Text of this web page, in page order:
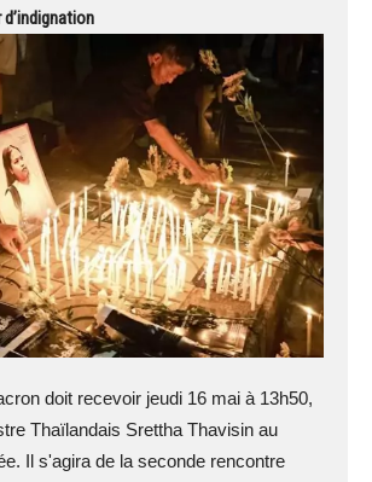
doit recevoir jeudi 16 mai à 13h50,
Thaïlandais Srettha Thavisin au
Il s'agira de la seconde rencontre